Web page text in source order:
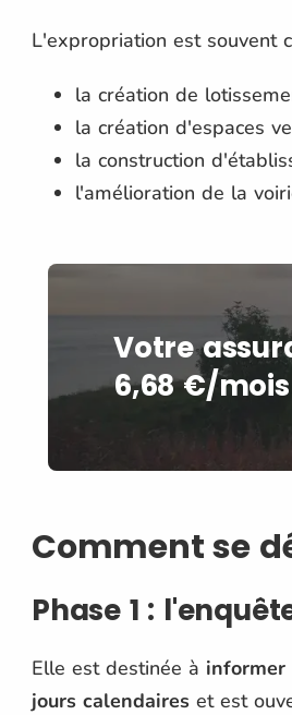
L'expropriation est souvent
la création de
la création d'espaces
la construction
l'amélioration de la
Votre
6,68 €/
Comment se
Phase 1 :
Elle est destinée à
jours calendaires et est